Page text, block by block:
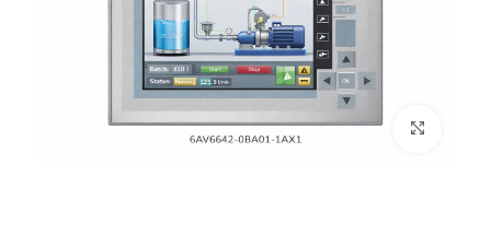
بزرگنمایی تصویر